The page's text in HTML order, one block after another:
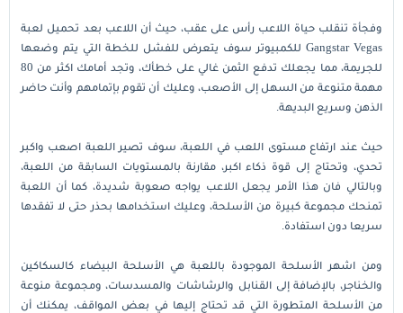
وفجأة تنقلب حياة اللاعب رأس على عقب، حيث أن اللاعب بعد تحميل لعبة
Gangstar Vegas للكمبيوتر سوف يتعرض للفشل للخطة التي يتم وضعها
للجريمة، مما يجعلك تدفع الثمن غالي على خطأك، وتجد أمامك اكثر من 80
مهمة متنوعة من السهل إلى الأصعب، وعليك أن تقوم بإتمامهم وأنت حاضر
الذهن وسريع البديهة.
حيث عند ارتفاع مستوى اللعب في اللعبة، سوف تصير اللعبة اصعب واكبر
تحدي، وتحتاج إلى قوة ذكاء اكبر، مقارنة بالمستويات السابقة من اللعبة،
وبالتالي فان هذا الأمر يجعل اللاعب يواجه صعوبة شديدة، كما أن اللعبة
تمنحك مجموعة كبيرة من الأسلحة، وعليك استخدامها بحذر حتى لا تفقدها
سريعا دون استفادة.
ومن اشهر الأسلحة الموجودة باللعبة هي الأسلحة البيضاء كالسكاكين
والخناجر، بالإضافة إلى القنابل والرشاشات والمسدسات، ومجموعة منوعة
من الأسلحة المتطورة التي قد تحتاج إليها في بعض المواقف، يمكنك أن